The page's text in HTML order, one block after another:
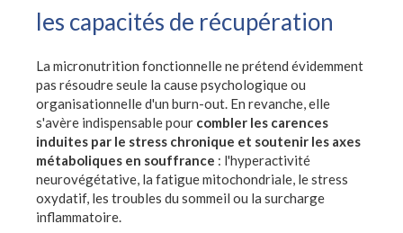
les capacités de récupération
La micronutrition fonctionnelle ne prétend évidemment
pas résoudre seule la cause psychologique ou
organisationnelle d'un burn-out. En revanche, elle
s'avère indispensable pour combler les carences
induites par le stress chronique et soutenir les axes
métaboliques en souffrance : l'hyperactivité
neurovégétative, la fatigue mitochondriale, le stress
oxydatif, les troubles du sommeil ou la surcharge
inflammatoire.